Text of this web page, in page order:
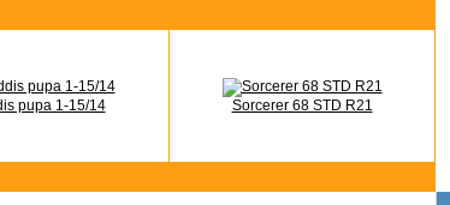
pupa 1-15/14 Sorcerer 68 STD R21